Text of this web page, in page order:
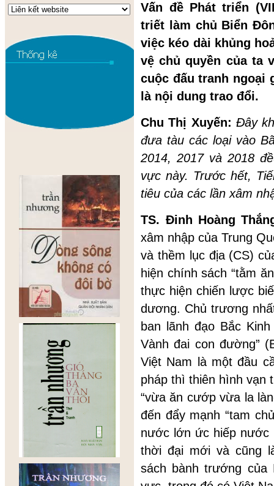
Vấn đề Phát triển
triết làm chủ Biển
việc kéo dài khủng
vệ chủ quyền của ta
cuộc đấu tranh ngoại
là nội dung trao đổi.
Chu Thị Xuyến:Đây
đưa tàu các loại vào
2014, 2017 và 2018
vực này. Trước hết,
tiêu của các lần xâm
TS. Đinh Hoàng
xâm nhập của Trung
và thềm lục địa (CS)
hiện chính sách “tằm
thực hiện chiến lược
dương. Chủ trương
ban lãnh đạo Bắc
Vành đai con đường”
Việt Nam là một đầu
pháp thì thiên hình vạn
“vừa ăn cướp vừa la
đến đẩy mạnh “tam
nước lớn ức hiếp nước
thời đại mới và cũng
sách bành trướng